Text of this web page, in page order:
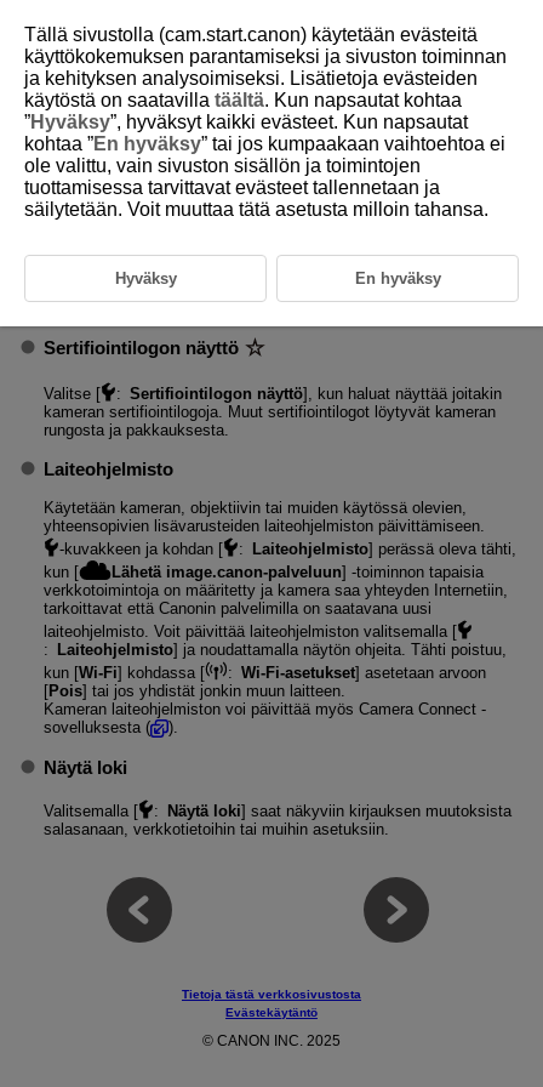
D185-226
Muut tiedot
Oppaan/ohjelmiston URL
Voit ladata käyttöoppaat valitsemalla [ :Oppaan/ohjelmiston
] ja skannaamalla näytetyn QR-koodin älypuhelimella. Voit myös
siirtyä annetun URL-osoitteen mukaiselle verkkosivulle tietokoneella
Sertifiointilogon näyttö
Valitse [ : Sertifiointilogon näyttö], kun haluat näyttää joitakin
kameran sertifiointilogoja. Muut sertifiointilogot löytyvät kameran
rungosta ja pakkauksesta.
Laiteohjelmisto
Käytetään kameran, objektiivin tai muiden käytössä olevien,
yhteensopivien lisävarusteiden laiteohjelmiston päivittämiseen.
-kuvakkeen ja kohdan [
: Laiteohjelmisto] perässä oleva tähti,
kun [
Lähetä image.canon-palveluun] ‑toiminnon tapaisia
verkkotoimintoja on määritetty ja kamera saa yhteyden Internetiin,
tarkoittavat että Canonin palvelimilla on saatavana uusi
laiteohjelmisto. Voit päivittää laiteohjelmiston valitsemalla [
:
Laiteohjelmisto] ja noudattamalla näytön ohjeita. Tähti poistuu,
kun [Wi-Fi] kohdassa [ : Wi-Fi-asetukset] asetetaan arvoon
[Pois] tai jos yhdistät jonkin muun laitteen.
Kameran laiteohjelmiston voi päivittää myös Camera Connect -
sovelluksesta (
).
Näytä loki
Valitsemalla [ : Näytä loki] saat näkyviin kirjauksen muutoksista
salasanaan, verkkotietoihin tai muihin asetuksiin.
Tietoja tästä verkkosivustosta
Evästekäytäntö
© CANON INC. 2025
Tällä sivustolla (cam.start.canon) käytetään evästeitä
käyttökokemuksen parantamiseksi ja sivuston toiminnan
ja kehityksen analysoimiseksi. Lisätietoja evästeiden
käytöstä on saatavilla täältä. Kun napsautat kohtaa
”Hyväksy”, hyväksyt kaikki evästeet. Kun napsautat
kohtaa ”En hyväksy” tai jos kumpaakaan vaihtoehtoa ei
ole valittu, vain sivuston sisällön ja toimintojen
tuottamisessa tarvittavat evästeet tallennetaan ja
säilytetään. Voit muuttaa tätä asetusta milloin tahansa.
Hyväksy En hyväksy